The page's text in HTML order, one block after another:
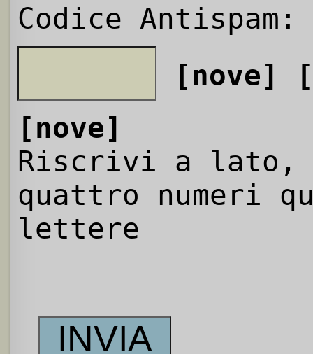
Codice Antispam:
[nove]
[nove]
Riscrivi a
quattro numeri
lettere